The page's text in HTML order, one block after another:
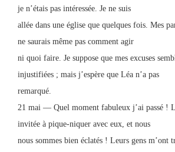
je n’étais pas intéressée. Je ne suis
allée dans une église que quelques fois. Mes
ne saurais même pas comment agir
ni quoi faire. Je suppose que mes excuses
injustifiées ; mais j’espère que Léa n’a pas
remarqué.
21 mai — Quel moment fabuleux j’ai passé !
invitée à pique-niquer avec eux, et nous
nous sommes bien éclatés ! Leurs gens m’ont